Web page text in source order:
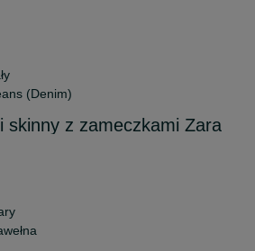
(Denim)
skinny z zameczkami Zara